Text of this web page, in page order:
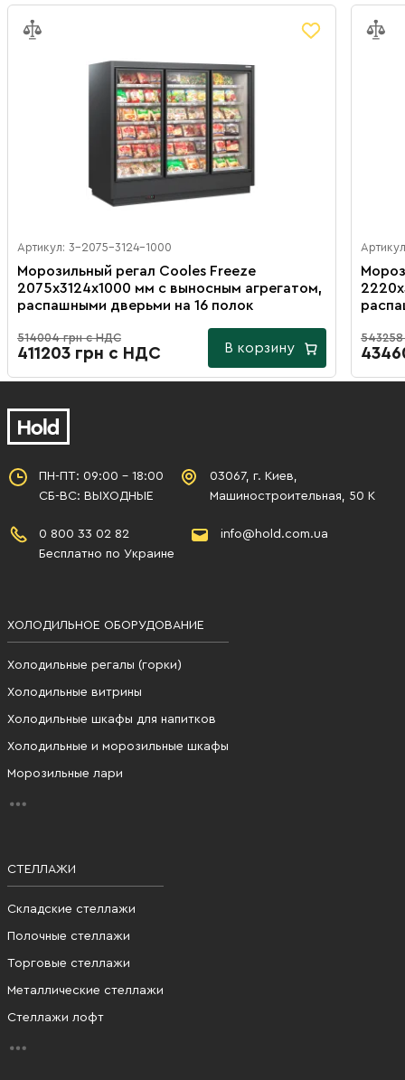
Артикул: 3-2075-3124-1000
Морозильный регал Cooles Freeze
2075х3124х1000 мм с выносным агрегатом,
распашными дверьми на 16 полок
514004 грн с НДС
411203 грн с НДС В корзину
ПН-ПТ: 09:00 - 18:00
СБ-ВС: ВЫХОДНЫЕ
03067, г. Киев,
Машиностроительная, 50 К
0 800 33 02 82
Бесплатно по Украине
info@hold.com.ua
ХОЛОДИЛЬНОЕ ОБОРУДОВАНИЕ
Холодильные регалы (горки)
Холодильные витрины
Холодильные шкафы для напитков
Холодильные и морозильные шкафы
Морозильные лари
СТЕЛЛАЖИ
Складские стеллажи
Полочные стеллажи
Торговые стеллажи
Металлические стеллажи
Стеллажи лофт